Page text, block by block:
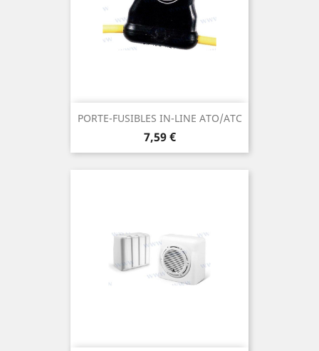
PORTE-FUSIBLES IN-LINE ATO/ATC
Prix
7,59 €